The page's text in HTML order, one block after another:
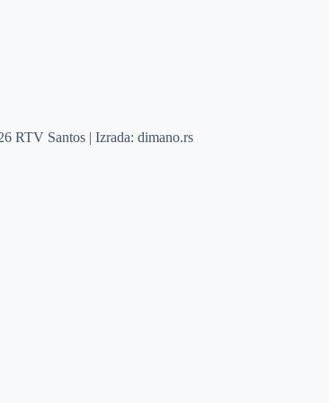
RTV Santos | Izrada:dimano.rs